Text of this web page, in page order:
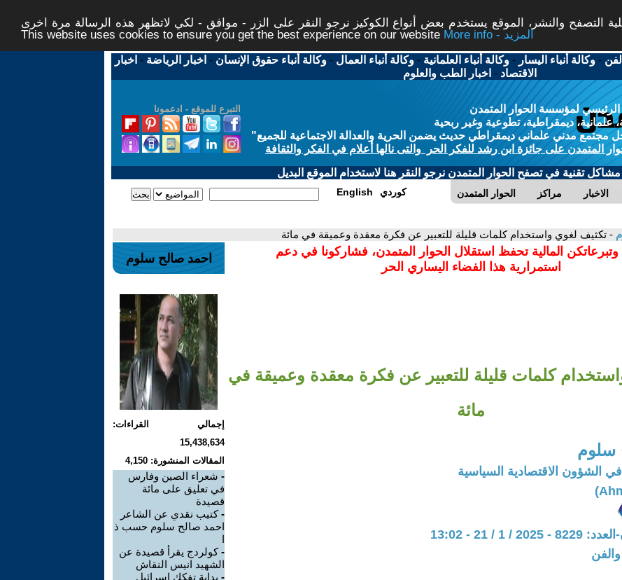
التصفح والنشر، الموقع يستخدم بعض أنواع الكوكيز نرجو النقر على الزر - موافق - لكي لاتظهر هذه الرسالة مرة اخرى -
This website uses cookies to ensure you get the best experience on our website
More info - المزيد
-وكالة أنباء اليسار -وكالة أنباء العلمانية -وكالة أنباء العمال -وكالة أنباء حقوق الإنسان - اخبار الرياضة - اخبار
الاقتصاد - اخبار الطب والعلوم
التبرع للموقع - ادعمونا
الرئيسي لمؤسسة الحوار المتمدن
علمانية، ديمقراطية، تطوعية وغير ربحية
مجتمع مدني علماني ديمقراطي حديث يضمن الحرية والعدالة الاجتماعية للجميع"
المتمدن على جائزة ابن رشد للفكر الحر والتى نالها أعلام في الفكر والثقافة
مشاكل تقنية في تصفح الحوار المتمدن نرجو النقر هنا لاستخدام الموقع البديل
الحوار المتمدن مراكز الاخبار English كوردي
- تكثيف لغوي واستخدام كلمات قليلة للتعبير عن فكرة معقدة وعميقة في مائة
وتبرعاتكن المالية تحفظ استقلال الحوار المتمدن، فشاركونا في دعم
استمرارية هذا الفضاء اليساري الحر
كلمات قليلة للتعبير عن فكرة معقدة وعميقة في
مائة
سلوم
الشؤون الاقتصادية السياسية
/ 1 / 21 - 13:02
احمد صالح سلوم
إجمالي القراءات:
15,438,634
المقالات المنشورة: 4,150
- شعراء الصين وفارس
في تعليق على مائة
قصيدة
-كتيب نقدي عن الشاعر
احمد صالح سلوم حسب ذ
ا
-كولردج يقرأ قصيدة عن
الشهيد انيس النقاش
- بداية تفكك اسرائيل